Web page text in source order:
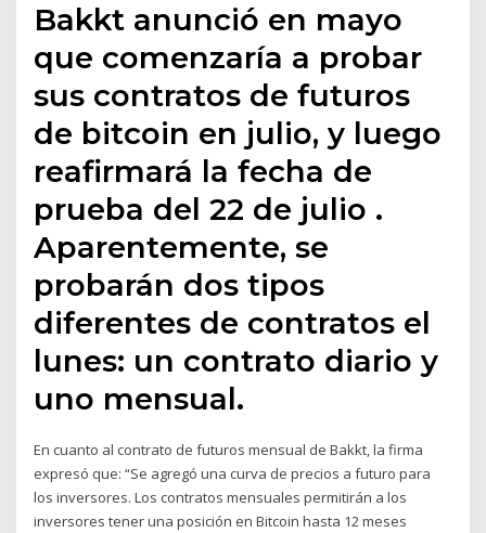
Bakkt anunció en mayo
que comenzaría a probar
sus contratos de futuros
de bitcoin en julio, y luego
reafirmará la fecha de
prueba del 22 de julio .
Aparentemente, se
probarán dos tipos
diferentes de contratos el
lunes: un contrato diario y
uno mensual.
En cuanto al contrato de futuros mensual de Bakkt, la firma
expresó que: “Se agregó una curva de precios a futuro para
los inversores. Los contratos mensuales permitirán a los
inversores tener una posición en Bitcoin hasta 12 meses